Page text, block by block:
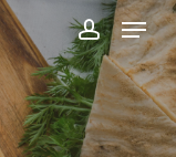
account
Menu